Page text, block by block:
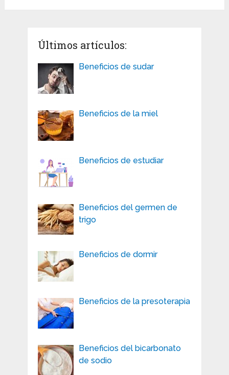
Últimos artículos:
Beneficios de sudar
Beneficios de la miel
Beneficios de estudiar
Beneficios del germen de
trigo
Beneficios de dormir
Beneficios de la presoterapia
Beneficios del bicarbonato
de sodio